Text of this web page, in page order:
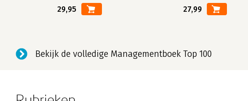
29,95 27,99
Bekijk de volledige Managementboek Top 100